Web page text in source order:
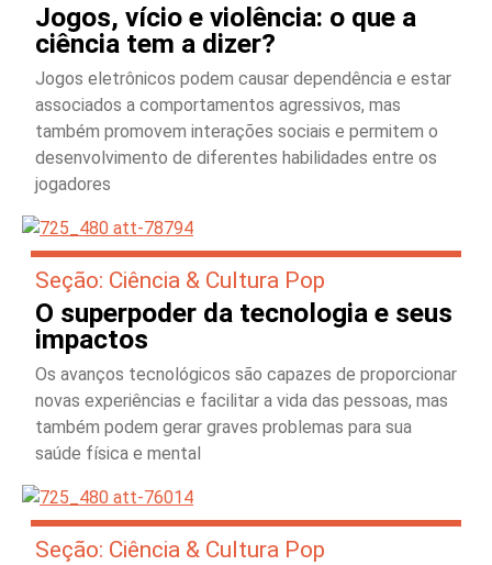
Jogos, vício e violência: o que a
ciência tem a dizer?
Jogos eletrônicos podem causar dependência e estar
associados a comportamentos agressivos, mas
também promovem interações sociais e permitem o
desenvolvimento de diferentes habilidades entre os
jogadores
Seção: Ciência & Cultura Pop
O superpoder da tecnologia e seus
impactos
Os avanços tecnológicos são capazes de proporcionar
novas experiências e facilitar a vida das pessoas, mas
também podem gerar graves problemas para sua
saúde física e mental
Seção: Ciência & Cultura Pop